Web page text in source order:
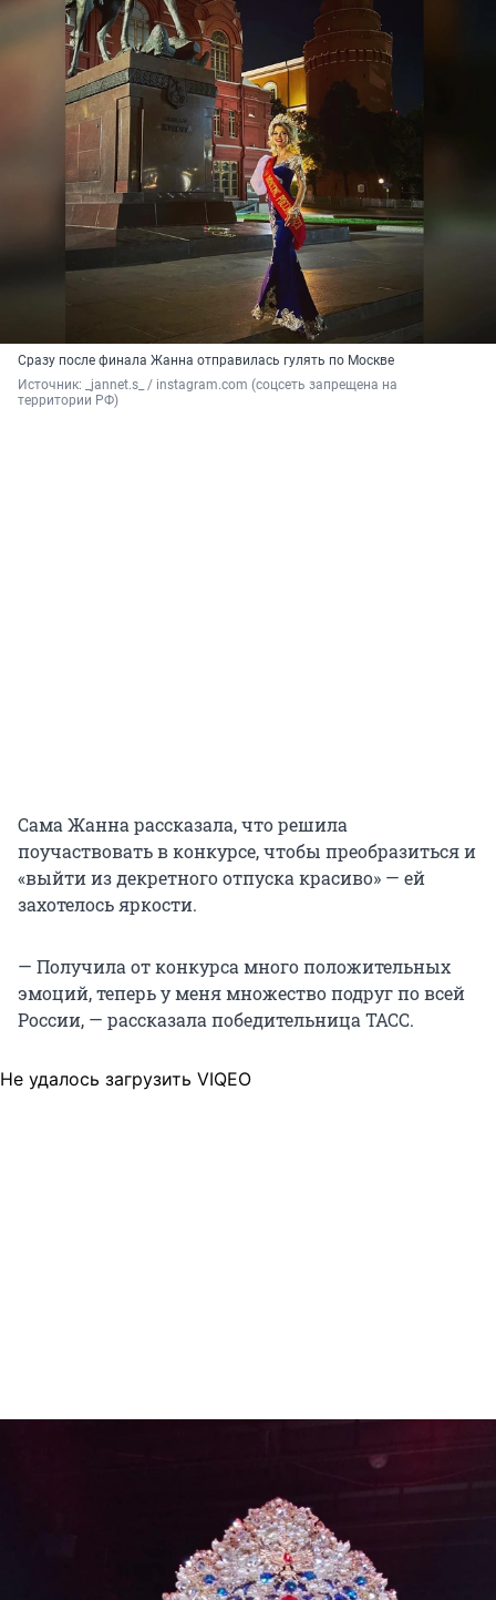
Сразу после финала Жанна отправилась гулять по Москве
Источник:
_jannet.s_ / instagram.com (соцсеть запрещена на
территории РФ)
Сама Жанна рассказала, что решила
поучаствовать в конкурсе, чтобы преобразиться и
«выйти из декретного отпуска красиво» — ей
захотелось яркости.
— Получила от конкурса много положительных
эмоций, теперь у меня множество подруг по всей
России, — рассказала победительница ТАСС.
Не удалось загрузить VIQEO